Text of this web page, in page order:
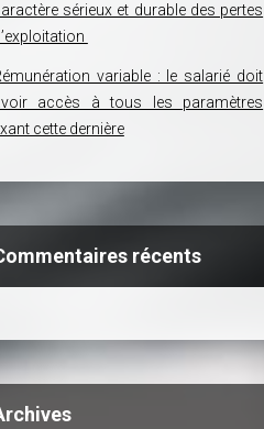
sérieux et durable des pertes
variable : le salarié doit
accès à tous les paramètres
cette dernière
récents